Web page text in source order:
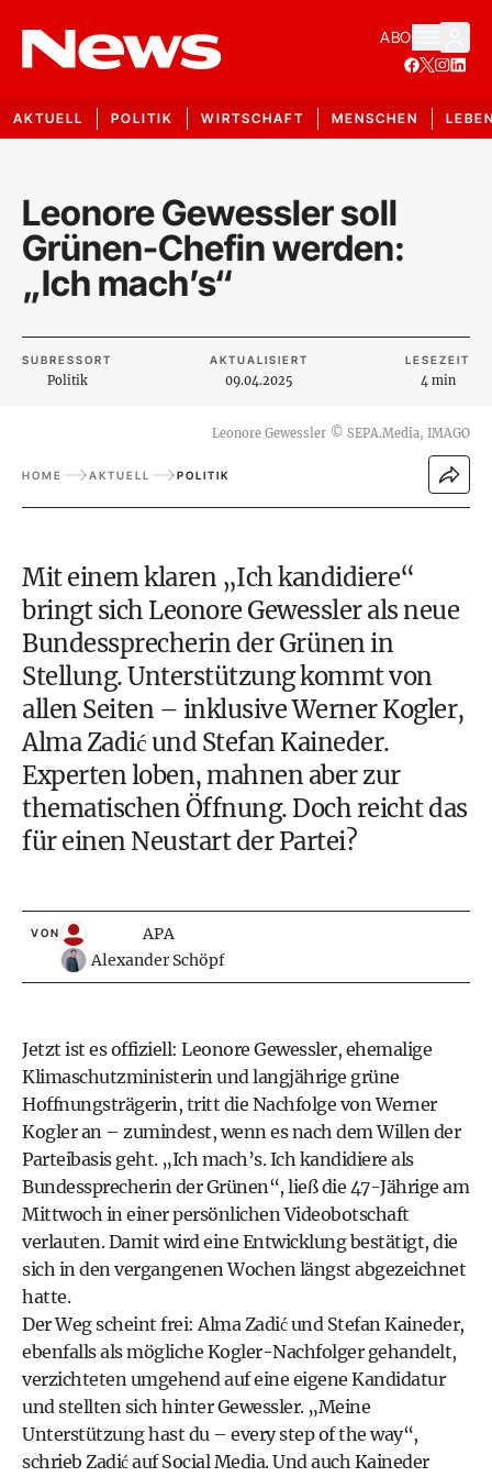
ABO
AKTUELL POLITIK WIRTSCHAFT MENSCHEN
Leonore Gewessler soll
Grünen-Chefin werden:
„Ich mach’s“
SUBRESSORT
Politik
AKTUALISIERT
09.04.2025
LESEZEIT
4 min
Leonore Gewessler © SEPA.Media, IMAGO
HOME AKTUELL POLITIK
Mit einem klaren „Ich kandidiere“
bringt sich Leonore Gewessler als neue
Bundessprecherin der Grünen in
Stellung. Unterstützung kommt von
allen Seiten – inklusive Werner Kogler,
Alma Zadić und Stefan Kaineder.
Experten loben, mahnen aber zur
thematischen Öffnung. Doch reicht das
für einen Neustart der Partei?
VON
APA
Alexander Schöpf
Jetzt ist es offiziell: Leonore Gewessler, ehemalige
Klimaschutzministerin und langjährige grüne
Hoffnungsträgerin, tritt die Nachfolge von Werner
Kogler an – zumindest, wenn es nach dem Willen der
Parteibasis geht. „Ich mach’s. Ich kandidiere als
Bundessprecherin der Grünen“, ließ die 47-Jährige am
Mittwoch in einer persönlichen Videobotschaft
verlauten. Damit wird eine Entwicklung bestätigt, die
sich in den vergangenen Wochen längst abgezeichnet
hatte.
Der Weg scheint frei: Alma Zadić und Stefan Kaineder,
ebenfalls als mögliche Kogler-Nachfolger gehandelt,
verzichteten umgehend auf eine eigene Kandidatur
und stellten sich hinter Gewessler. „Meine
Unterstützung hast du – every step of the way“,
schrieb Zadić auf Social Media. Und auch Kaineder